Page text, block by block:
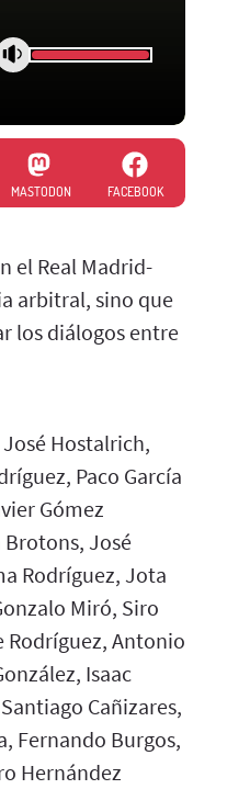
MASTODON FACEBOOK
el Real Madrid-
arbitral, sino que
los diálogos entre
Hostalrich,
Paco García
Gómez
José
Rodríguez, Jota
Miró, Siro
Rodríguez, Antonio
Isaac
Cañizares,
Fernando Burgos,
Hernández